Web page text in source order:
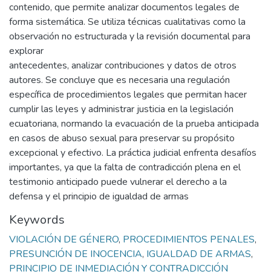
contenido, que permite analizar documentos legales de
forma sistemática. Se utiliza técnicas cualitativas como la
observación no estructurada y la revisión documental para
explorar
antecedentes, analizar contribuciones y datos de otros
autores. Se concluye que es necesaria una regulación
específica de procedimientos legales que permitan hacer
cumplir las leyes y administrar justicia en la legislación
ecuatoriana, normando la evacuación de la prueba anticipada
en casos de abuso sexual para preservar su propósito
excepcional y efectivo. La práctica judicial enfrenta desafíos
importantes, ya que la falta de contradicción plena en el
testimonio anticipado puede vulnerar el derecho a la
defensa y el principio de igualdad de armas
Keywords
VIOLACIÓN DE GÉNERO, PROCEDIMIENTOS PENALES,
PRESUNCIÓN DE INOCENCIA, IGUALDAD DE ARMAS,
PRINCIPIO DE INMEDIACIÓN Y CONTRADICCIÓN